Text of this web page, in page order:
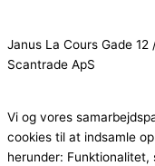
Janus La Cours Gade
Scantrade ApS
Vi og vores
cookies til at indsamle
herunder: